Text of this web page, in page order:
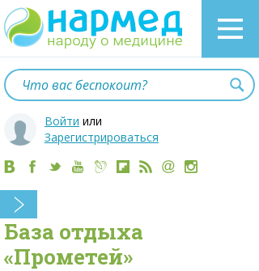
Войти или
Зарегистрироваться
База отдыха
«Прометей»